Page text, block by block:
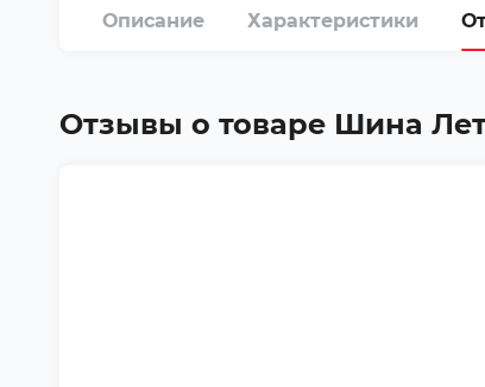
Описание Характеристики
Отзывы о товаре Шина